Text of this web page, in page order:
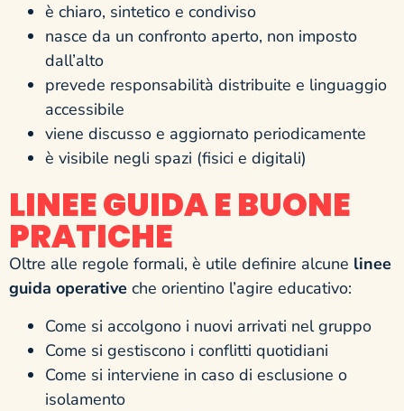
è chiaro, sintetico e condiviso
nasce da un confronto aperto, non imposto
dall’alto
prevede responsabilità distribuite e linguaggio
accessibile
viene discusso e aggiornato periodicamente
è visibile negli spazi (fisici e digitali)
LINEE GUIDA E BUONE
PRATICHE
Oltre alle regole formali, è utile definire alcune linee
guida operative che orientino l’agire educativo:
Come si accolgono i nuovi arrivati nel gruppo
Come si gestiscono i conflitti quotidiani
Come si interviene in caso di esclusione o
isolamento